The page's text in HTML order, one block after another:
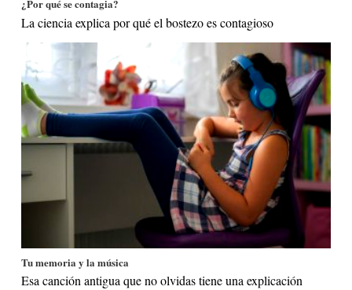
¿Por qué se contagia?
La ciencia explica por qué el bostezo es contagioso
Tu memoria y la música
Esa canción antigua que no olvidas tiene una explicación